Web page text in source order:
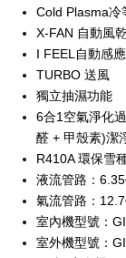
Cold Plasma冷
X-FAN 自動風
I FEEL自動感
TURBO 送風
獨立抽濕功能
6合1空氣淨化
醛 + 甲殼素)潔
R410A 環保雪
液流管路：
氣流管路：
室內機型號：
室外機型號：